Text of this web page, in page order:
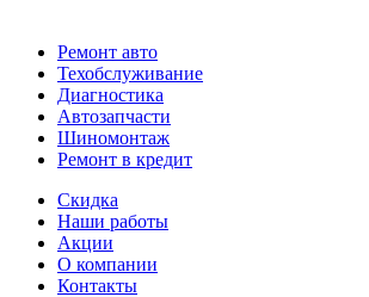
Ремонт авто
Техобслуживание
Диагностика
Автозапчасти
Шиномонтаж
Ремонт в кредит
Скидка
Наши работы
Акции
О компании
Контакты